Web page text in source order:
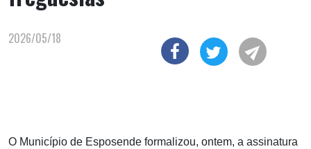
2026/05/18
O Município de Esposende formalizou, ontem, a assinatura